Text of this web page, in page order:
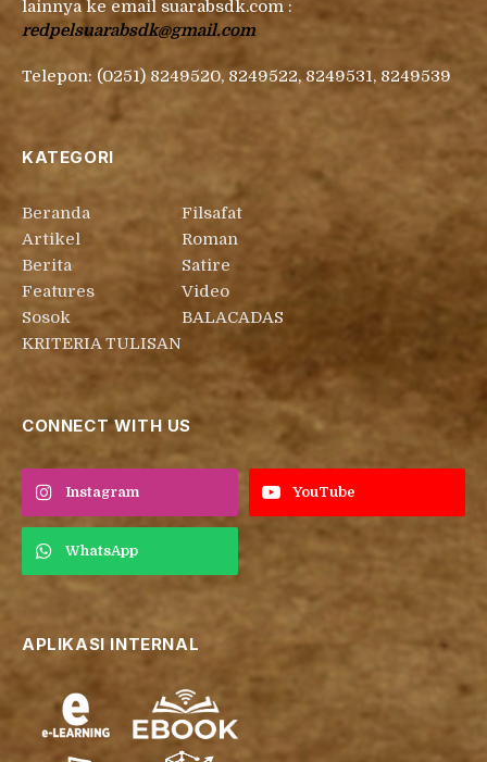
lainnya ke email suarabsdk.com :
redpelsuarabsdk@gmail.com
Telepon: (0251) 8249520, 8249522, 8249531, 8249539
KATEGORI
Beranda
Artikel
Berita
Features
Sosok
KRITERIA TULISAN
Filsafat
Roman
Satire
Video
BALACADAS
CONNECT WITH US
Instagram YouTube
WhatsApp
APLIKASI INTERNAL